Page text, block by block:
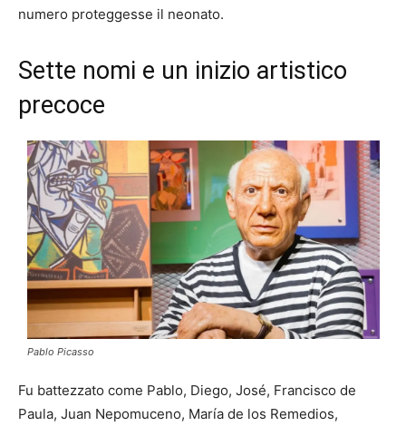
numero proteggesse il neonato.
Sette nomi e un inizio artistico
precoce
Pablo Picasso
Fu battezzato come Pablo, Diego, José, Francisco de
Paula, Juan Nepomuceno, María de los Remedios,